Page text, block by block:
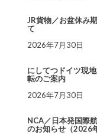
JR貨物／お盆休み
て
2026年7月30日
にしてつドイツ現
転のご案内
2026年7月30日
NCA／日本発国際
のお知らせ（2026